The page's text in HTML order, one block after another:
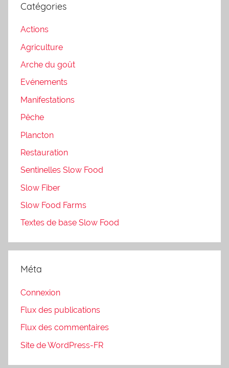
Catégories
Actions
Agriculture
Arche du goût
Evénements
Manifestations
Pêche
Plancton
Restauration
Sentinelles Slow Food
Slow Fiber
Slow Food Farms
Textes de base Slow Food
Méta
Connexion
Flux des publications
Flux des commentaires
Site de WordPress-FR